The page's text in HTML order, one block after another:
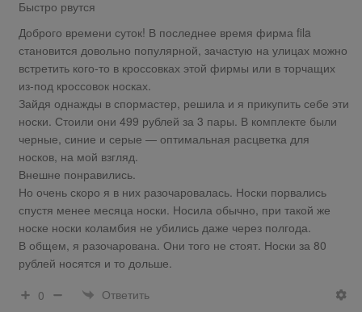
Быстро рвутся
Доброго времени суток! В последнее время фирма fila
становится довольно популярной, зачастую на улицах можно
встретить кого-то в кроссовках этой фирмы или в торчащих
из-под кроссовок носках.
Зайдя однажды в спормастер, решила и я прикупить себе эти
носки. Стоили они 499 рублей за 3 пары. В комплекте были
черные, синие и серые — оптимальная расцветка для
носков, на мой взгляд.
Внешне понравились.
Но очень скоро я в них разочаровалась. Носки порвались
спустя менее месяца носки. Носила обычно, при такой же
носке носки коламбия не убились даже через полгода.
В общем, я разочарована. Они того не стоят. Носки за 80
рублей носятся и то дольше.
0
Ответить